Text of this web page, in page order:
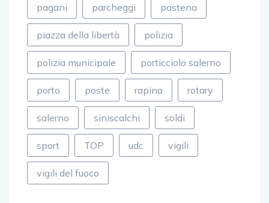
pagani parcheggi pastena
piazza della libertà polizia
polizia municipale porticciolo salerno
porto poste rapina rotary
salerno siniscalchi soldi
sport TOP udc vigili
vigili del fuoco